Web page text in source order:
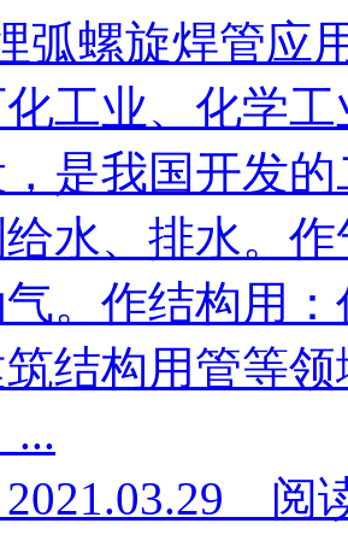
弧螺旋焊管应
工业、化学
是我国开发
水、排水。
。作结构用
结构用管等
...
2021.03.29 阅